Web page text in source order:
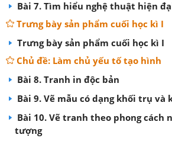
Bài 7. Tìm hiểu nghệ thuật hiện
Trưng bày sản phẩm cuối học kì I
Trưng bày sản phẩm cuối học kì I
Chủ đề: Làm chủ yếu tố tạo hình
Bài 8. Tranh in độc bản
Bài 9. Vẽ mẫu có dạng khối trụ và
Bài 10. Vẽ tranh theo phong cách
tượng